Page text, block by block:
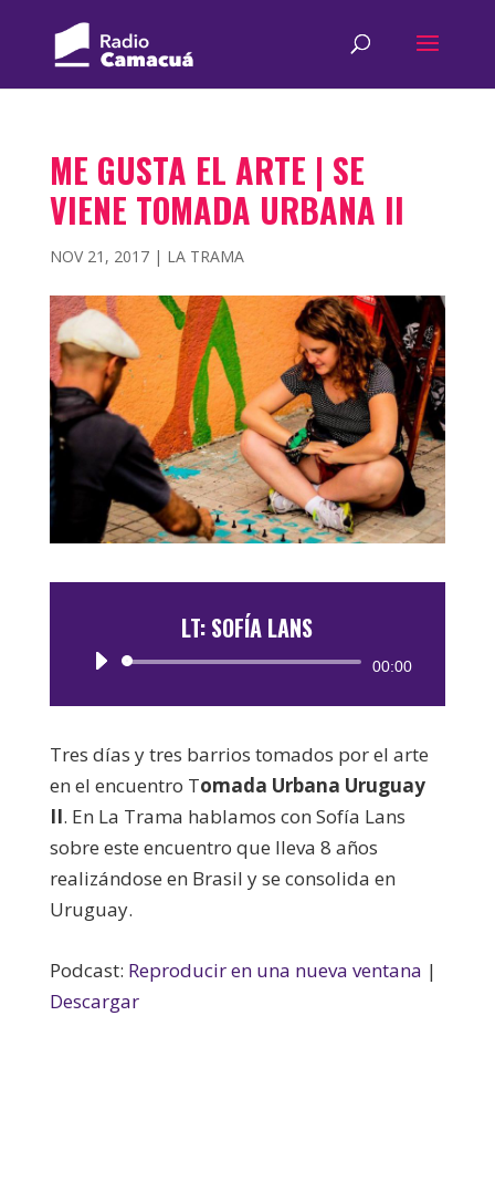
ME GUSTA EL ARTE | SE
VIENE TOMADA URBANA II
NOV 21, 2017| LA TRAMA
LT: SOFÍA LANS
Reproductor
00:00
Tres días y tres barrios tomados por el arte
en el encuentro Tomada Urbana Uruguay
II. En La Trama hablamos con Sofía Lans
sobre este encuentro que lleva 8 años
realizándose en Brasil y se consolida en
Uruguay.
Podcast: Reproducir en una nueva ventana |
Descargar